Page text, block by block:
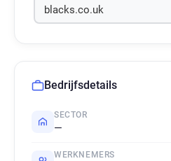
Bedrijfsdetails
SECTOR
—
WERKNEMERS